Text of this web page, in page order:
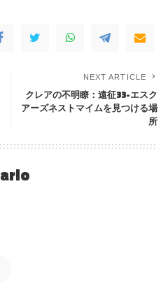
NEXT ARTICLE
クレアの不明瞭：遠征33-エスク
アーズネストマイムを見つける場
所